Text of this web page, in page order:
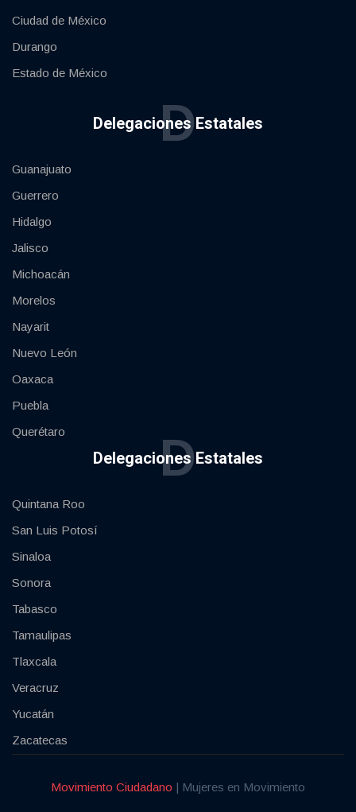
Ciudad de México
Durango
Estado de México
Delegaciones Estatales
D
Guanajuato
Guerrero
Hidalgo
Jalisco
Michoacán
Morelos
Nayarit
Nuevo León
Oaxaca
Puebla
Querétaro
Delegaciones Estatales
D
Quintana Roo
San Luis Potosí
Sinaloa
Sonora
Tabasco
Tamaulipas
Tlaxcala
Veracruz
Yucatán
Zacatecas
Movimiento Ciudadano | Mujeres en Movimiento